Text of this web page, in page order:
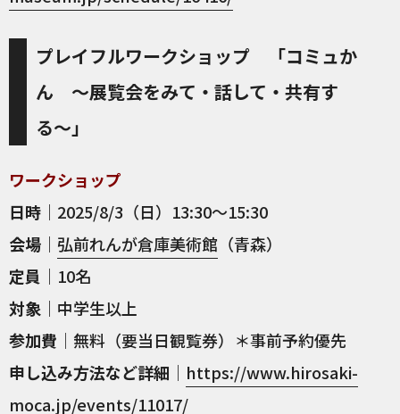
プレイフルワークショップ 「コミュか
ん 〜展覧会をみて・話して・共有す
る〜」
ワークショップ
日時 ｜2025/8/3（日）13:30〜15:30
会場 ｜ 弘前れんが倉庫美術館 （青森）
定員 ｜10名
対象 ｜中学生以上
参加費 ｜無料（要当日観覧券）＊事前予約優先
申し込み方法など詳細 ｜ https://www.hirosaki-
moca.jp/events/11017/